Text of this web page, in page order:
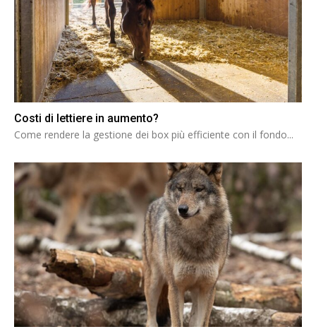
Costi di lettiere in aumento?
Come rendere la gestione dei box più efficiente con il fondo...